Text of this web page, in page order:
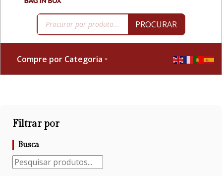
PROCURAR
Compre por Categoria
Filtrar por
Busca